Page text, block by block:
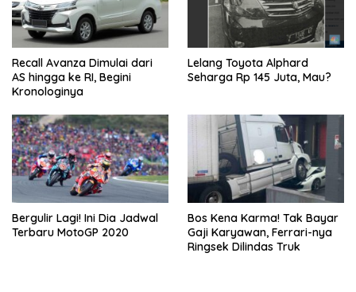
Recall Avanza Dimulai dari
AS hingga ke RI, Begini
Kronologinya
Lelang Toyota Alphard
Seharga Rp 145 Juta, Mau?
Bergulir Lagi! Ini Dia Jadwal
Terbaru MotoGP 2020
Bos Kena Karma! Tak Bayar
Gaji Karyawan, Ferrari-nya
Ringsek Dilindas Truk